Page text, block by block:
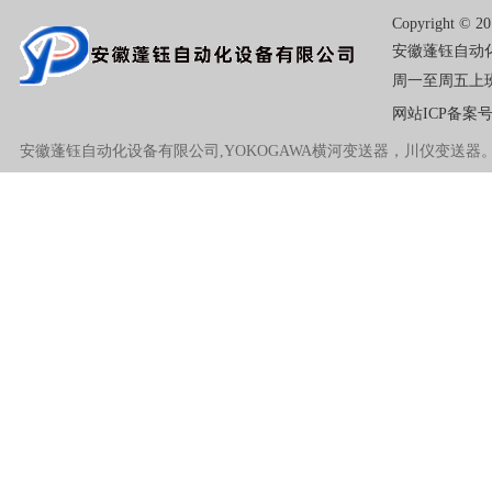
Copyright ©
安徽蓬钰自动
周一至周五上
网站ICP备案
安徽蓬钰自动化设备有限公司,YOKOGAWA横河变送器，川仪变送器